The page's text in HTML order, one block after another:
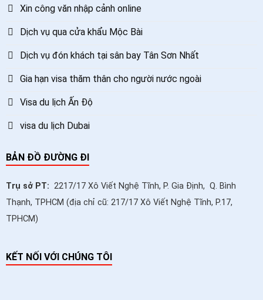
Xin công văn nhập cảnh online
Dịch vụ qua cửa khẩu Mộc Bài
Dịch vụ đón khách tại sân bay Tân Sơn Nhất
Gia hạn visa thăm thân cho người nước ngoài
Visa du lịch Ấn Độ
visa du lịch Dubai
BẢN ĐỒ ĐƯỜNG ĐI
Trụ sở PT: 2217/17 Xô Viết Nghệ Tĩnh, P. Gia Định, Q. Bình
Thạnh, TPHCM (địa chỉ cũ: 217/17 Xô Viết Nghệ Tĩnh, P.17,
TPHCM)
KẾT NỐI VỚI CHÚNG TÔI